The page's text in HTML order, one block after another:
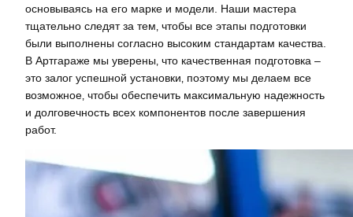
основываясь на его марке и модели. Наши мастера
тщательно следят за тем‚ чтобы все этапы подготовки
были выполнены согласно высоким стандартам качества.
В Артгараже мы уверены‚ что качественная подготовка –
это залог успешной установки‚ поэтому мы делаем все
возможное‚ чтобы обеспечить максимальную надежность
и долговечность всех компонентов после завершения
работ.